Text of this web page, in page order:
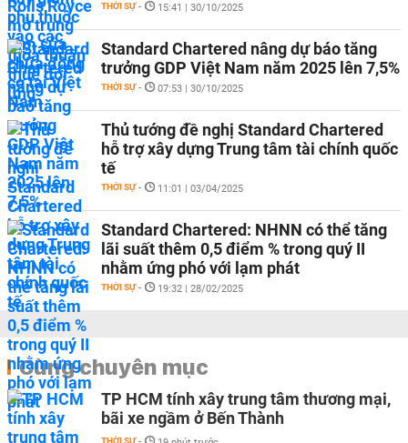
THỜI SỰ - 15:41 | 30/10/2025
Standard Chartered nâng dự báo tăng
trưởng GDP Việt Nam năm 2025 lên 7,5%
THỜI SỰ - 07:53 | 30/10/2025
Thủ tướng đề nghị Standard Chartered
hỗ trợ xây dựng Trung tâm tài chính quốc
tế
THỜI SỰ - 11:01 | 03/04/2025
Standard Chartered: NHNN có thể tăng
lãi suất thêm 0,5 điểm % trong quý II
nhằm ứng phó với lạm phát
THỜI SỰ - 19:32 | 28/02/2025
Cùng chuyên mục
TP HCM tính xây trung tâm thương mại,
bãi xe ngầm ở Bến Thành
THỜI SỰ